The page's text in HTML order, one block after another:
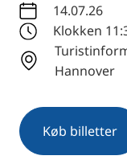
14.07.26
Klokken
Hannover
Køb billetter